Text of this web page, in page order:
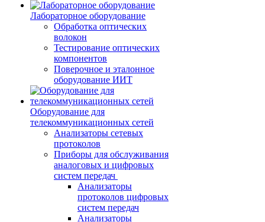
Лабораторное оборудование
Обработка оптических
волокон
Тестирование оптических
компонентов
Поверочное и эталонное
оборудование ИИТ
Оборудование для
телекоммуникационных сетей
Анализаторы сетевых
протоколов
Приборы для обслуживания
аналоговых и цифровых
систем передач
Анализаторы
протоколов цифровых
систем передач
Анализаторы